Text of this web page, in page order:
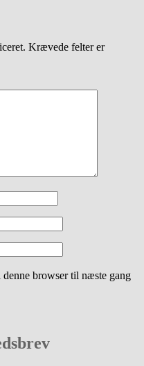
Krævede felter er
browser til næste gang